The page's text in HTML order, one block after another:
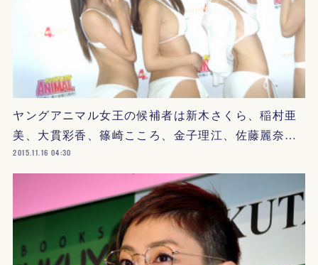
ヤングアニマル女王の候補者は新木さくら、稲村亜
美、大貫彩香、篠崎こころ、金子理江、佐藤麗奈…
2015.11.16 04:30